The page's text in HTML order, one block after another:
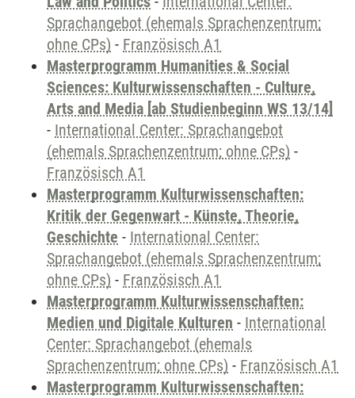
Sprachangebot (ehemals Sprachenzentrum;
ohne CPs) - Französisch A1
Masterprogramm Humanities & Social
Sciences: Kulturwissenschaften - Culture,
Arts and Media [ab Studienbeginn WS 13/14]
- International Center: Sprachangebot
(ehemals Sprachenzentrum; ohne CPs) -
Französisch A1
Masterprogramm Kulturwissenschaften:
Kritik der Gegenwart - Künste, Theorie,
Geschichte - International Center:
Sprachangebot (ehemals Sprachenzentrum;
ohne CPs) - Französisch A1
Masterprogramm Kulturwissenschaften:
Medien und Digitale Kulturen - International
Center: Sprachangebot (ehemals
Sprachenzentrum; ohne CPs) - Französisch A1
Masterprogramm Kulturwissenschaften: